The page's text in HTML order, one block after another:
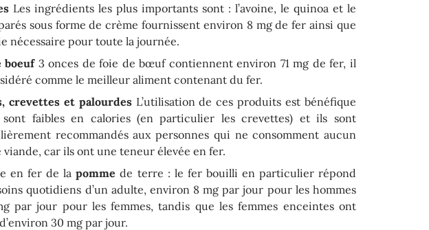
Les ingrédients les plus importants sont : l’avoine, le quinoa et le
sous forme de crème fournissent environ 8 mg de fer ainsi que
nécessaire pour toute la journée.
boeuf3 onces de foie de bœuf contiennent environ 71 mg de fer, il
comme le meilleur aliment contenant du fer.
crevettes et palourdesL’utilisation de ces produits est bénéfique
faibles en calories (en particulier les crevettes) et ils sont
recommandés aux personnes qui ne consomment aucun
viande, car ils ont une teneur élevée en fer.
en fer de lapomme de terre : le fer bouilli en particulier répond
quotidiens d’un adulte, environ 8 mg par jour pour les hommes
par jour pour les femmes, tandis que les femmes enceintes ont
30 mg par jour.